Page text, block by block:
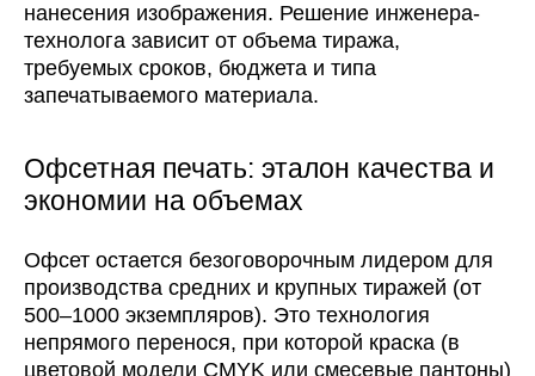
нанесения изображения. Решение инженера-
технолога зависит от объема тиража,
требуемых сроков, бюджета и типа
запечатываемого материала.
Офсетная печать: эталон качества и
экономии на объемах
Офсет остается безоговорочным лидером для
производства средних и крупных тиражей (от
500–1000 экземпляров). Это технология
непрямого перенося, при которой краска (в
цветовой модели CMYK или смесевые пантоны)